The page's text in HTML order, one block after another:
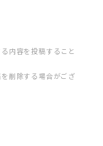
内容を投稿すること
削除する場合がござ